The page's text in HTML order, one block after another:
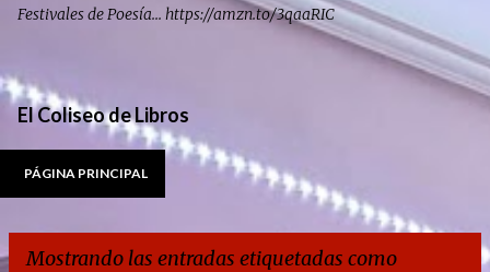
Festivales de Poesía... https://amzn.to/3qaaRIC
El Coliseo de Libros
PÁGINA PRINCIPAL
Mostrando las entradas etiquetadas como